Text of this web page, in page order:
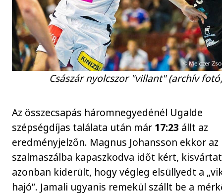
Császár nyolcszor "villant" (archív
Az összecsapás háromnegyedénél Ugalde
szépségdíjas találata után már 17:23 állt az
eredményjelzőn. Magnus Johansson ekkor
szalmaszálba kapaszkodva időt kért,
azonban kiderült, hogy végleg elsüllyedt a
hajó”. Jamali ugyanis remekül szállt be a